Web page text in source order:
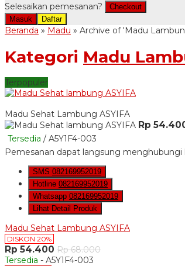
Selesaikan pemesanan?
Checkout
Masuk
Daftar
Beranda » Madu » Archive of 'Madu
Kategori Madu
Terpopuler
Madu Sehat Lambung ASYIFA
Rp
Tersedia / A5Y1F4-003
Pemesanan dapat langsung menghubungi
SMS 082169952019
Hotline 082169952019
Whatsapp 082169952019
Lihat Detail Produk
Madu Sehat Lambung ASYIFA
DISKON 20%
Rp 54.400 Rp 68.000
Tersedia - A5Y1F4-003